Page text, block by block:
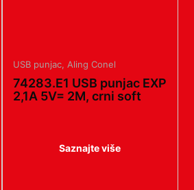
USB punjac, Aling Conel
74283.E1 USB punjac EXP
2,1A 5V= 2M, crni soft
Saznajte više